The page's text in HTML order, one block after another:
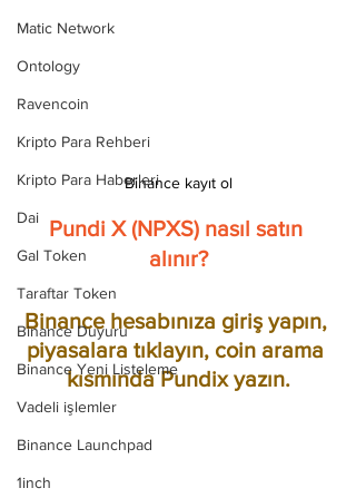
Matic Network
Ontology
Ravencoin
Kripto Para Rehberi
Kripto Para Haberleri
Dai
Gal Token
Taraftar Token
Binance Duyuru
Binance Yeni Listeleme
Vadeli işlemler
Binance Launchpad
1inch
Binance kayıt ol
Pundi X (NPXS) nasıl satın
alınır?
Binance hesabınıza giriş yapın,
piyasalara tıklayın, coin arama
kısmında Pundix yazın.